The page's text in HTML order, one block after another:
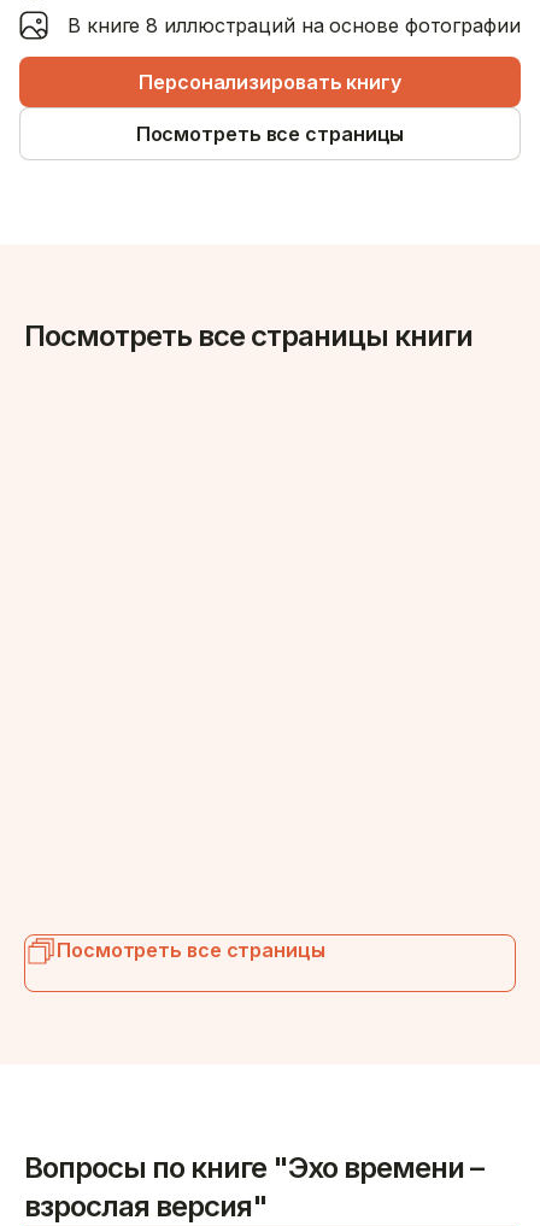
В книге 8 иллюстраций на основе фотографии
Персонализировать книгу
Посмотреть все страницы
Посмотреть все страницы книги
Посмотреть все страницы
Вопросы по книге "Эхо времени –
взрослая версия"